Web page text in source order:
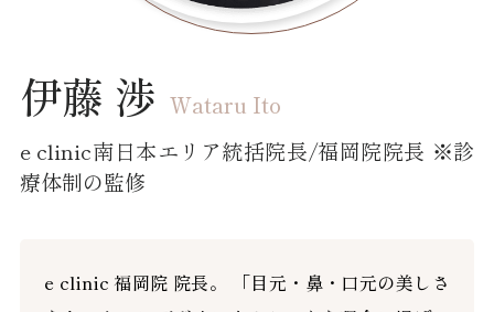
伊藤 渉 Wataru Ito
e clinic南日本エリア統括院長/福岡院院長 ※診
療体制の監修
e clinic 福岡院 院長。 「目元・鼻・口元の美しさ